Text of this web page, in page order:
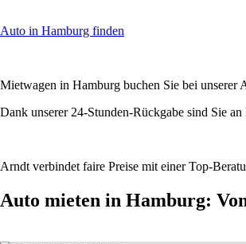
Auto in Hamburg finden
Mietwagen in Hamburg buchen Sie bei
Dank unserer 24-Stunden-Rückgabe sind Sie
Arndt verbindet faire Preise mit einer Top-
Auto mieten in Hamburg: